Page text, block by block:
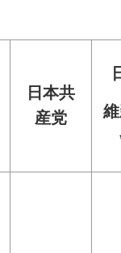
日本共
産党